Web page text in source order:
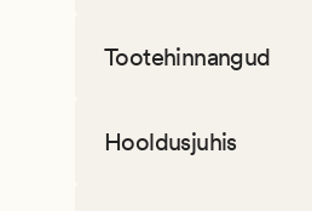
Tootehinnangud
Hooldusjuhis